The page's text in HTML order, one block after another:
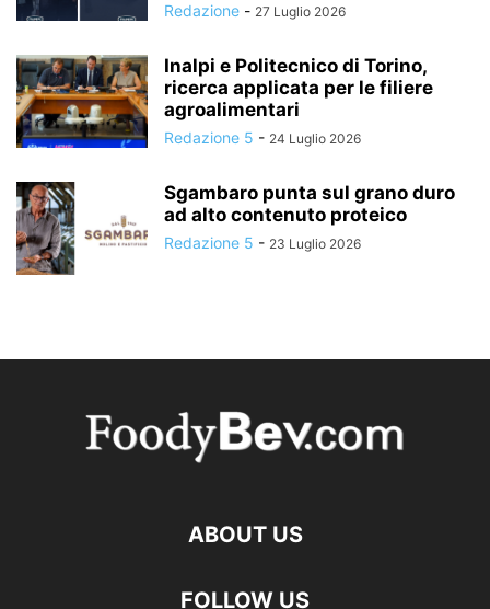
Redazione - 27 Luglio 2026
Inalpi e Politecnico di Torino,
ricerca applicata per le filiere
agroalimentari
Redazione 5 - 24 Luglio 2026
Sgambaro punta sul grano duro
ad alto contenuto proteico
Redazione 5 - 23 Luglio 2026
ABOUT US
FOLLOW US